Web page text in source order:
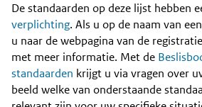
Content
De standaarden op deze lijst hebben
verplichting. Als u op de naam van
u naar de webpagina van de
met meer informatie. Met de
standaarden krijgt u via vragen over
beeld welke van onderstaande